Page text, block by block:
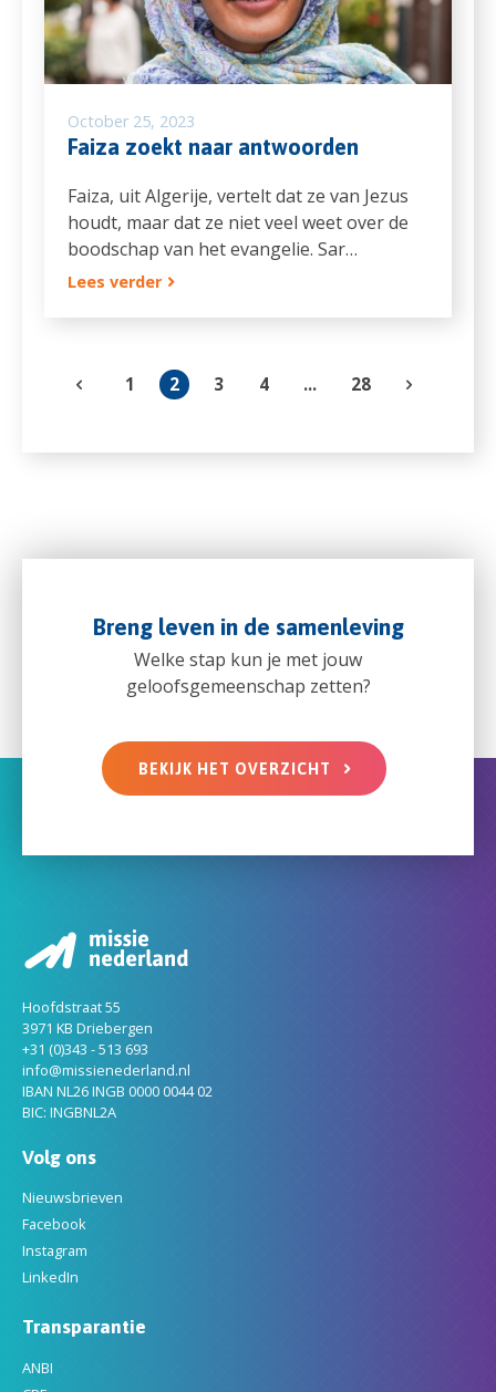
October 25, 2023
Faiza zoekt naar antwoorden
Faiza, uit Algerije, vertelt dat ze van Jezus
houdt, maar dat ze niet veel weet over de
boodschap van het evangelie. Sar…
Lees verder
1 2 3 4 ... 28
Breng leven in de samenleving
Welke stap kun je met jouw
geloofsgemeenschap zetten?
BEKIJK HET OVERZICHT
Hoofdstraat 55
3971 KB Driebergen
+31 (0)343 - 513 693
info@missienederland.nl
IBAN NL26 INGB 0000 0044 02
BIC: INGBNL2A
Volg ons
Nieuwsbrieven
Facebook
Instagram
LinkedIn
Transparantie
ANBI